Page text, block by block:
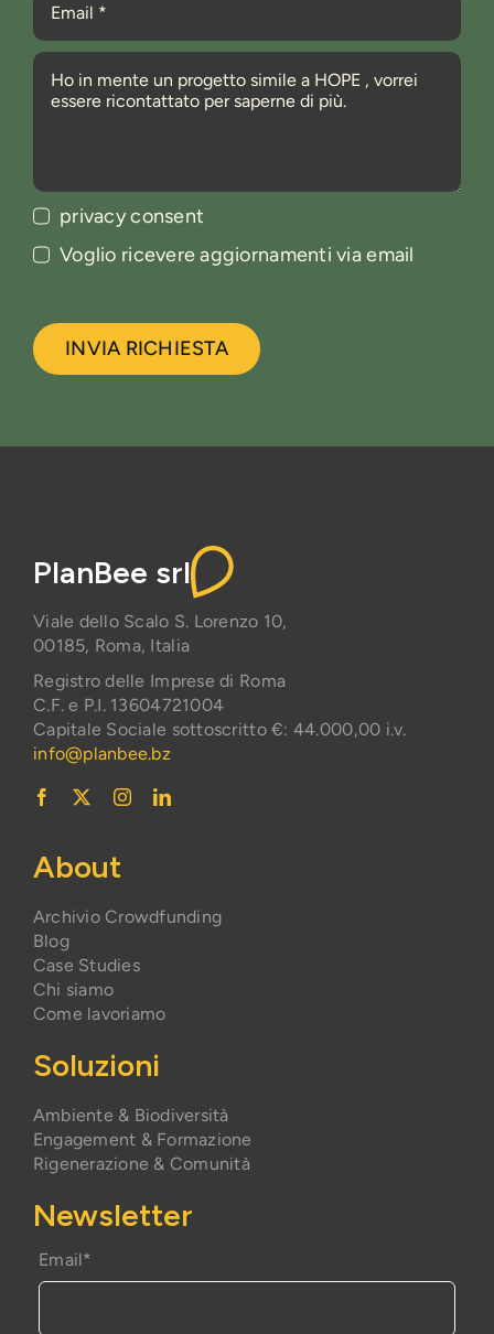
privacy consent
Voglio ricevere aggiornamenti via email
INVIA RICHIESTA
PlanBee srl
Viale dello Scalo S. Lorenzo 10,
00185, Roma, Italia
Registro delle Imprese di Roma
C.F. e P.I. 13604721004
Capitale Sociale sottoscritto €: 44.000,00 i.v.
info@planbee.bz
About
Archivio Crowdfunding
Blog
Case Studies
Chi siamo
Come lavoriamo
Soluzioni
Ambiente & Biodiversità
Engagement & Formazione
Rigenerazione & Comunità
Newsletter
Email*